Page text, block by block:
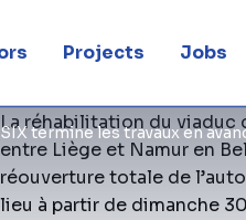
Projects Jobs
termine les travaux en
La réhabilitation du viaduc
entre Liège et Namur en
réouverture totale de
lieu à partir de dimanche